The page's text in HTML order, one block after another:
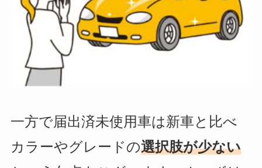
一方で届出済未使用車は新車と比べ
カラーやグレードの選択肢が少ない